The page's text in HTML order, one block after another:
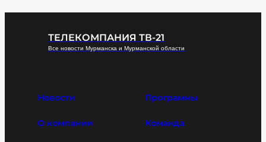
ТЕЛЕКОМПАНИЯ ТВ-21
Все новости Мурманска и Мурманской области
Новости Программы
О компании Команда